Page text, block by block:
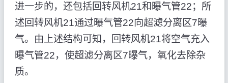
进一步的，还包括回转风机21和曝气管22；所
述回转风机21通过曝气管22向超滤分离区7曝
气。由上述结构可知，回转风机21将空气充入
曝气管22，使超滤分离区7曝气，氧化去除杂
质。